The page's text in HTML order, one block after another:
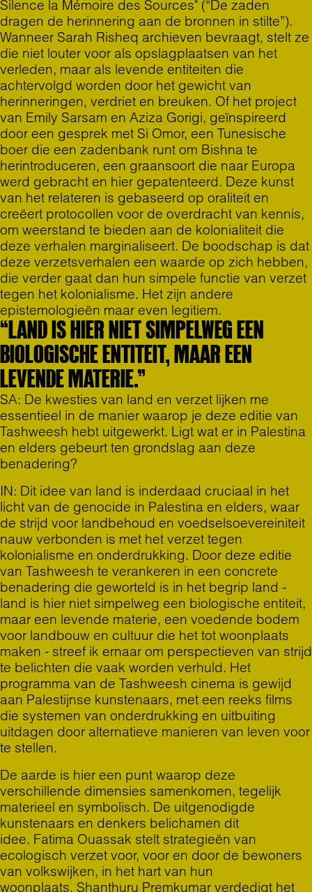
Silence la Mémoire des Sources" (“De zaden
dragen de herinnering aan de bronnen in stilte”).
Wanneer Sarah Risheq archieven bevraagt, stelt ze
die niet louter voor als opslagplaatsen van het
verleden, maar als levende entiteiten die
achtervolgd worden door het gewicht van
herinneringen, verdriet en breuken. Of het project
van Emily Sarsam en Aziza Gorigi, geïnspireerd
door een gesprek met Si Omor, een Tunesische
boer die een zadenbank runt om Bishna te
herintroduceren, een graansoort die naar Europa
werd gebracht en hier gepatenteerd. Deze kunst
van het relateren is gebaseerd op oraliteit en
creëert protocollen voor de overdracht van kennis,
om weerstand te bieden aan de kolonialiteit die
deze verhalen marginaliseert. De boodschap is dat
deze verzetsverhalen een waarde op zich hebben,
die verder gaat dan hun simpele functie van verzet
tegen het kolonialisme. Het zijn andere
epistemologieën maar even legitiem.
“LAND IS HIER NIET SIMPELWEG EEN
BIOLOGISCHE ENTITEIT, MAAR EEN
LEVENDE MATERIE.”
SA: De kwesties van land en verzet lijken me
essentieel in de manier waarop je deze editie van
Tashweesh hebt uitgewerkt. Ligt wat er in Palestina
en elders gebeurt ten grondslag aan deze
benadering?
IN: Dit idee van land is inderdaad cruciaal in het
licht van de genocide in Palestina en elders, waar
de strijd voor landbehoud en voedselsoevereiniteit
nauw verbonden is met het verzet tegen
kolonialisme en onderdrukking. Door deze editie
van Tashweesh te verankeren in een concrete
benadering die geworteld is in het begrip land -
land is hier niet simpelweg een biologische entiteit,
maar een levende materie, een voedende bodem
voor landbouw en cultuur die het tot woonplaats
maken - streef ik ernaar om perspectieven van strijd
te belichten die vaak worden verhuld. Het
programma van de Tashweesh cinema is gewijd
aan Palestijnse kunstenaars, met een reeks films
die systemen van onderdrukking en uitbuiting
uitdagen door alternatieve manieren van leven voor
te stellen.
De aarde is hier een punt waarop deze
verschillende dimensies samenkomen, tegelijk
materieel en symbolisch. De uitgenodigde
kunstenaars en denkers belichamen dit
idee. Fatima Ouassak stelt strategieën van
ecologisch verzet voor, voor en door de bewoners
van volkswijken, in het hart van hun
woonplaats. Shanthuru Premkumar verdedigt het